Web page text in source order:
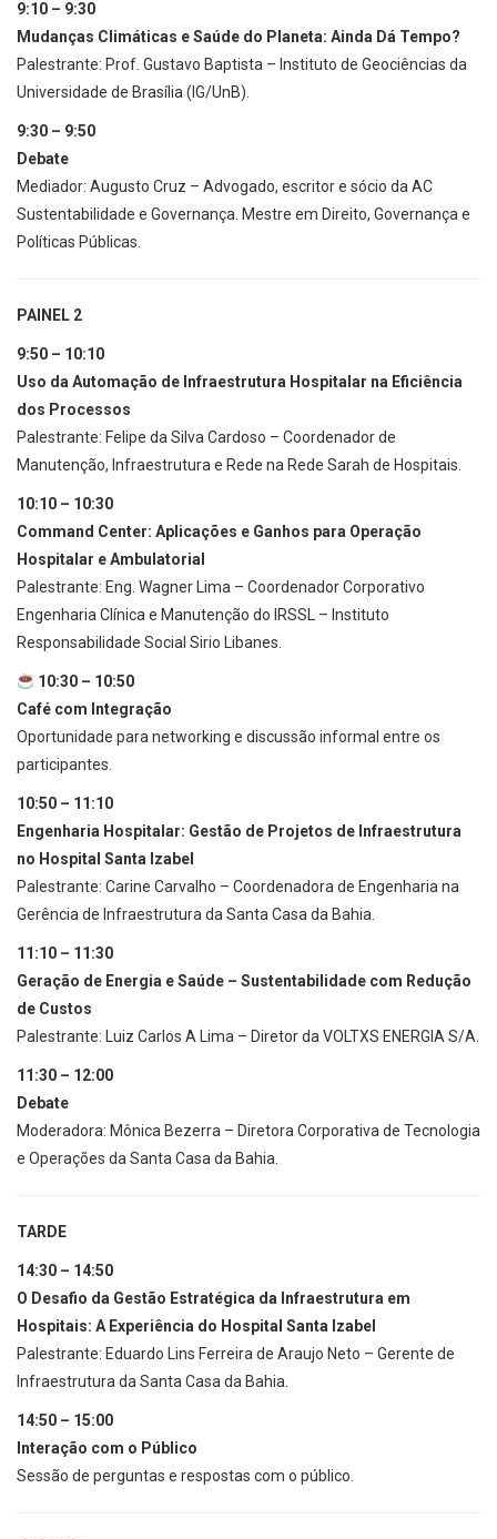
9:10 – 9:30
Mudanças Climáticas e Saúde do Planeta: Ainda Dá Tempo?
Palestrante: Prof. Gustavo Baptista – Instituto de Geociências da
Universidade de Brasília (IG/UnB).
9:30 – 9:50
Debate
Mediador: Augusto Cruz – Advogado, escritor e sócio da AC
Sustentabilidade e Governança. Mestre em Direito, Governança e
Políticas Públicas.
PAINEL 2
9:50 – 10:10
Uso da Automação de Infraestrutura Hospitalar na Eficiência
dos Processos
Palestrante: Felipe da Silva Cardoso – Coordenador de
Manutenção, Infraestrutura e Rede na Rede Sarah de Hospitais.
10:10 – 10:30
Command Center: Aplicações e Ganhos para Operação
Hospitalar e Ambulatorial
Palestrante: Eng. Wagner Lima – Coordenador Corporativo
Engenharia Clínica e Manutenção do IRSSL – Instituto
Responsabilidade Social Sirio Libanes.
10:30 – 10:50
Café com Integração
Oportunidade para networking e discussão informal entre os
participantes.
10:50 – 11:10
Engenharia Hospitalar: Gestão de Projetos de Infraestrutura
no Hospital Santa Izabel
Palestrante: Carine Carvalho – Coordenadora de Engenharia na
Gerência de Infraestrutura da Santa Casa da Bahia.
11:10 – 11:30
Geração de Energia e Saúde – Sustentabilidade com Redução
de Custos
Palestrante: Luiz Carlos A Lima – Diretor da VOLTXS ENERGIA S/A.
11:30 – 12:00
Debate
Moderadora: Mônica Bezerra – Diretora Corporativa de Tecnologia
e Operações da Santa Casa da Bahia.
TARDE
14:30 – 14:50
O Desafio da Gestão Estratégica da Infraestrutura em
Hospitais: A Experiência do Hospital Santa Izabel
Palestrante: Eduardo Lins Ferreira de Araujo Neto – Gerente de
Infraestrutura da Santa Casa da Bahia.
14:50 – 15:00
Interação com o Público
Sessão de perguntas e respostas com o público.